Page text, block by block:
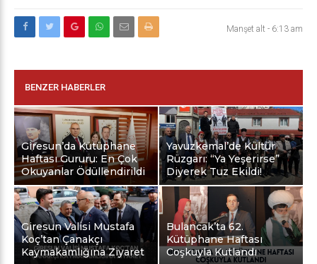
Manşet alt - 6:13 am
BENZER HABERLER
Giresun’da Kütüphane
Haftası Gururu: En Çok
Okuyanlar Ödüllendirildi
Yavuzkemal’de Kültür
Rüzgarı: “Ya Yeşerirse”
Diyerek Tuz Ekildi!
Giresun Valisi Mustafa
Koç’tan Çanakçı
Kaymakamlığına Ziyaret
Bulancak’ta 62.
Kütüphane Haftası
Coşkuyla Kutlandı